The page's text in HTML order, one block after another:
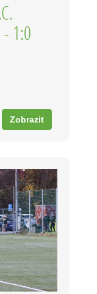
1:0
Zobrazit